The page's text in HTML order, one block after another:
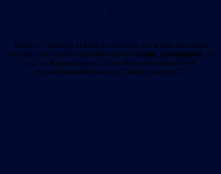
*
Позже 17 декабря ЦАХАЛ сообщил, что в бою на севере
сектора Газы погиб старший сержант Борис Дунавецкий, 21
год, из Кирьят-Бялика, боец 46-го батальона 401-й
бронетанковой бригады “Иквот а-Барзель”.